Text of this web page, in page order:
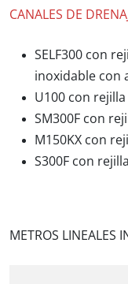
CANALES DE
SELF300 con
inoxidable con
U100 con
SM300F con
M150KX con
S300F con
METROS LINEALES